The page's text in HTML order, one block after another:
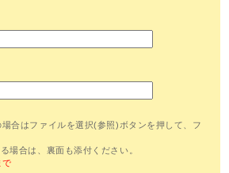
合はファイルを選択(参照)ボタンを押して、フ
場合は、裏面も添付ください。
で